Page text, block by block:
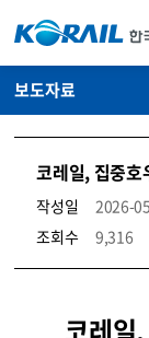
보도자료
코레일, 집중호
작성일
2026-
조회수
9,316
뉴스·홍보_보도자료 상세보기 – 내용, 파일, 담당자 연락처로 구성